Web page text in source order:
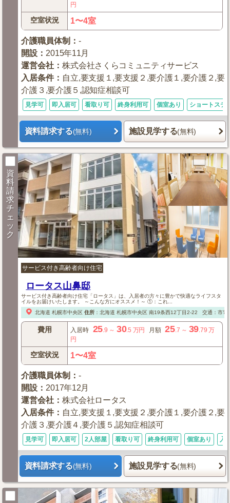
円
空室状況 1〜4室
介護職員体制 ：-
開設 ： 2015年11月
運営会社 ：株式会社さくらコミュニティサービス
入居条件： 自立,要支援１,要支援２,要介護１,要介護２,要
介護３,要介護５,認知症相談可
見学可 即入居可 看取り可 終身利用可 個室あり ショートステ
資料請求する(無料) 施設見学する(無料)
資
料
請
求
チ
ェ
ッ
ク
サービス付き高齢者向け住宅
ロータス山鼻邸
サービス付き高齢者向け住宅「ロータス」は、入居者の方々に豊かで快適なライフスタ
イルをお届けいたします。 ～こんな方にオススメ！～ ①：これ...
北海道 札幌市中央区 住所： 北海道 札幌市中央区南19条西12丁目2-22 交通：市電
費用 入居時 25.9 ～ 30.5 万円 月額 25.7 ～ 39.79 万
円
空室状況 1〜4室
介護職員体制 ：-
開設 ： 2017年12月
運営会社 ：株式会社ロータス
入居条件： 自立,要支援１,要支援２,要介護１,要介護２,要
介護３,要介護４,要介護５,認知症相談可
見学可 即入居可 2人部屋 看取り可 終身利用可 個室あり 入
資料請求する(無料) 施設見学する(無料)